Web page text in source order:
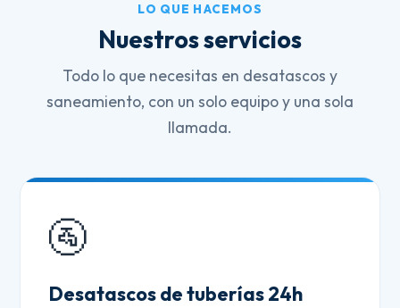
LO QUE HACEMOS
Nuestros servicios
Todo lo que necesitas en desatascos y
saneamiento, con un solo equipo y una sola
llamada.
🚰
Desatascos de tuberías 24h